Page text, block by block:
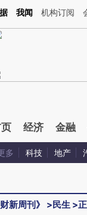
这段话：本文由第三方
我闻 机构订阅
经济 金融
多 科技 地产
财新周刊》 >民生 >